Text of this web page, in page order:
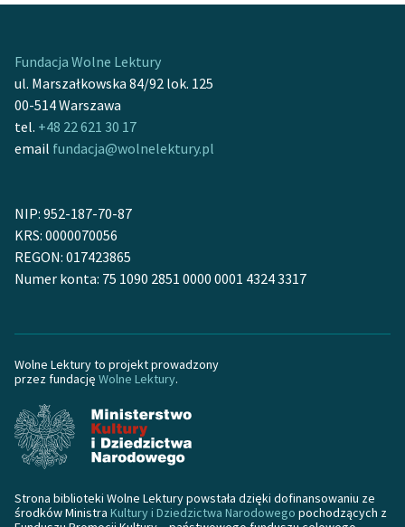
Fundacja Wolne Lektury
ul. Marszałkowska 84/92 lok. 125
00-514 Warszawa
tel. +48 22 621 30 17
email fundacja@wolnelektury.pl
NIP: 952-187-70-87
KRS: 0000070056
REGON: 017423865
Numer konta: 75 1090 2851 0000 0001 4324 3317
Wolne Lektury to projekt prowadzony
przez fundację Wolne Lektury.
Strona biblioteki Wolne Lektury powstała dzięki dofinansowaniu ze
środków Ministra Kultury i Dziedzictwa Narodowego pochodzących z